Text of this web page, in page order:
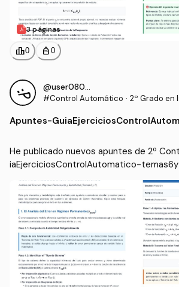
3 páginas
leaderboard0 personal_bag 0
@user080406
#Control Automático · 2º Grado en
NA)
Apuntes-
He publicado nuevos apuntes de 2º
iaEjerciciosControlAutomatico-